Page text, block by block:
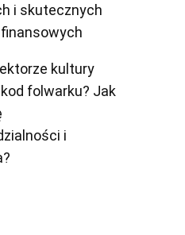
i skutecznych
kultury
folwarku? Jak
i